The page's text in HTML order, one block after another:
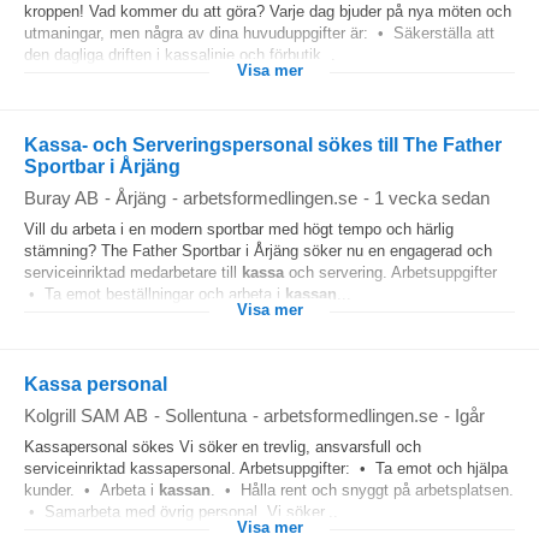
kroppen! Vad kommer du att göra? Varje dag bjuder på nya möten och
utmaningar, men några av dina huvuduppgifter är: • Säkerställa att
den dagliga driften i kassalinje och förbutik...
Visa mer
Kassa- och Serveringspersonal sökes till The Father
Sportbar i Årjäng
Buray AB - Årjäng - arbetsformedlingen.se - 1 vecka sedan
Vill du arbeta i en modern sportbar med högt tempo och härlig
stämning? The Father Sportbar i Årjäng söker nu en engagerad och
serviceinriktad medarbetare till kassaoch servering. Arbetsuppgifter
• Ta emot beställningar och arbeta i kassan
Visa mer
Kassa personal
Kolgrill SAM AB - Sollentuna - arbetsformedlingen.se - Igår
Kassapersonal sökes Vi söker en trevlig, ansvarsfull och
serviceinriktad kassapersonal. Arbetsuppgifter: • Ta emot och hjälpa
kunder. • Arbeta i kassan. • Hålla rent och snyggt på arbetsplatsen.
• Samarbeta med övrig personal. Vi söker...
Visa mer